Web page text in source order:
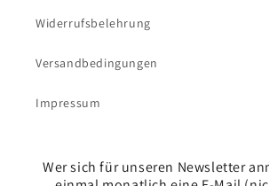
Widerrufsbelehrung
Versandbedingungen
Impressum
Wer sich für unseren Newsletter